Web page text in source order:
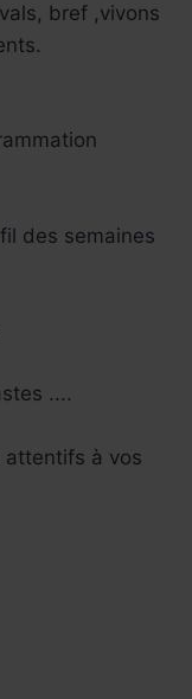
bref ,vivons
des semaines
....
attentifs à vos